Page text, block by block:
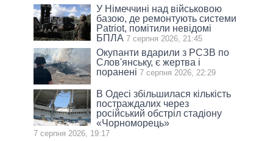
У Німеччині над військовою
базою, де ремонтують системи
Patriot, помітили невідомі
БПЛА 7 серпня 2026, 21:45
Окупанти вдарили з РСЗВ по
Слов'янську, є жертва і
поранені 7 серпня 2026, 22:29
В Одесі збільшилася кількість
постраждалих через
російський обстріл стадіону
«Чорноморець»
7 серпня 2026, 19:17